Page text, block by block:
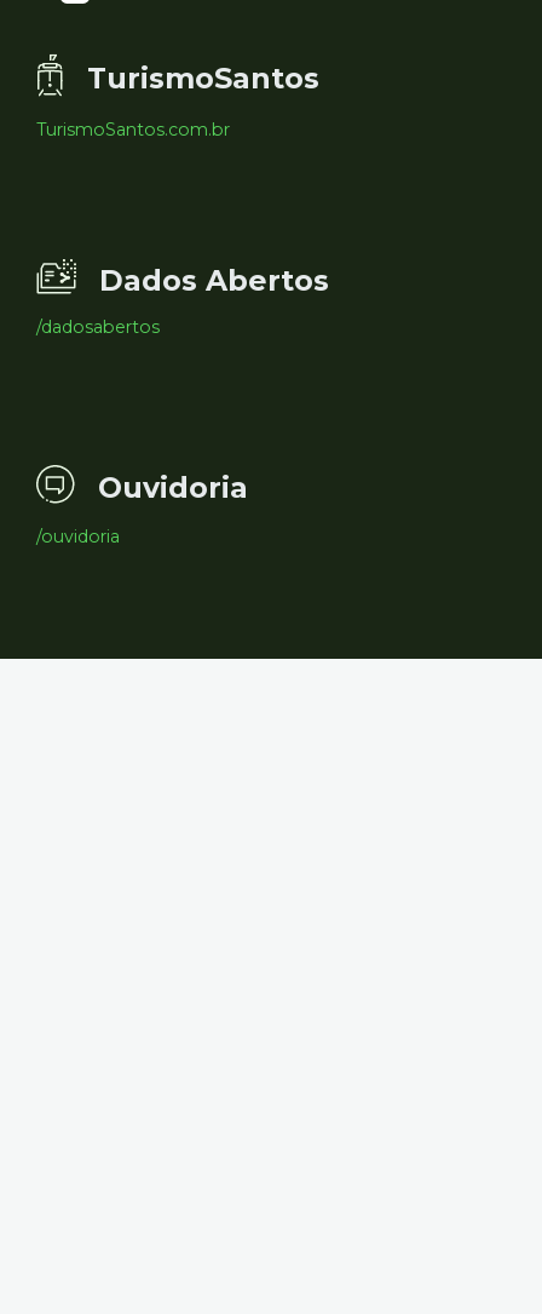
TurismoSantos
TurismoSantos.com.br
Dados Abertos
/dadosabertos
Ouvidoria
/ouvidoria